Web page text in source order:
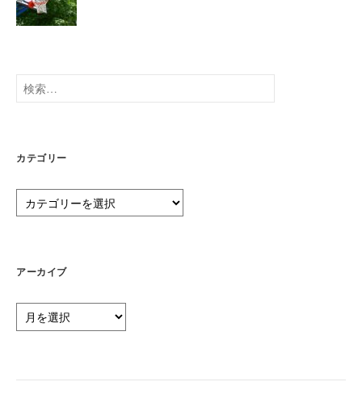
検
索:
カテゴリー
テ
ー
アーカイブ
ー